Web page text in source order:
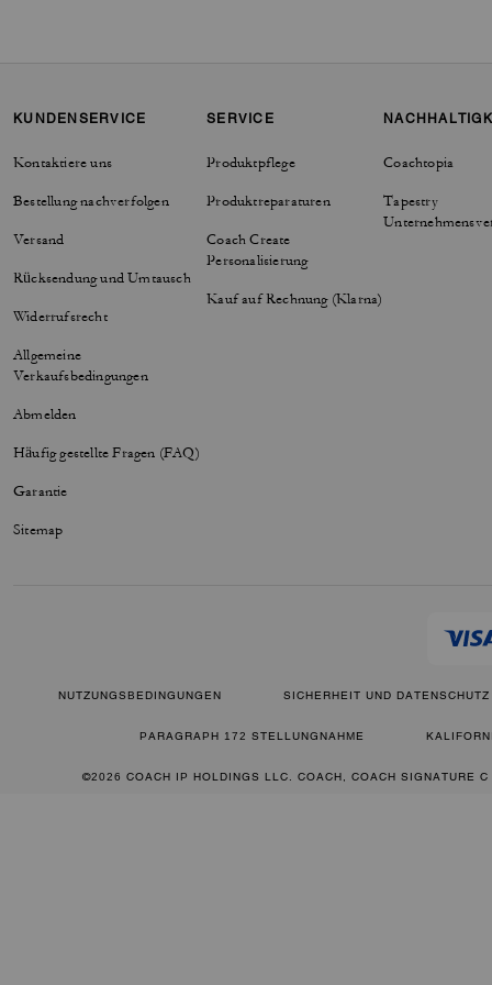
KUNDENSERVICE
Kontaktiere uns
Bestellung nachverfolgen
Versand
Rücksendung und Umtausch
Widerrufsrecht
Allgemeine
Verkaufsbedingungen
Abmelden
Häufig gestellte Fragen (FAQ)
Garantie
Sitemap
SERVICE
Produktpflege
Produktreparaturen
Coach Create
Personalisierung
Kauf auf Rechnung (Klarna)
Coachtopia
Tapestry
NUTZUNGSBEDINGUNGEN SICHERHEIT UND DATENSCHUTZ
PARAGRAPH 172 STELLUNGNAHME
©2026 COACH IP HOLDINGS LLC. COACH, COACH SIGNATURE